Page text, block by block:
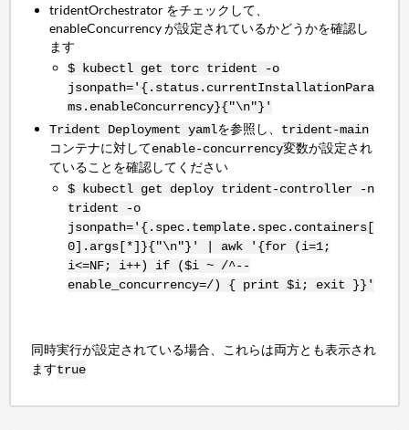
tridentOrchestrator をチェックして、
enableConcurrency が設定されているかどうかを確認し
ます
$ kubectl get torc trident -o
jsonpath='{.status.currentInstallationPara
ms.enableConcurrency}{"\n"}'
Trident Deployment yamlを参照し、 trident-main
コンテナに対してenable-concurrency変数が設定され
ていることを確認してください
$ kubectl get deploy trident-controller -n
trident -o
jsonpath='{.spec.template.spec.containers[
0].args[*]}{"\n"}' | awk '{for (i=1;
i<=NF; i++) if ($i ~ /^--
enable_concurrency=/) { print $i; exit }}'
同時実行が設定されている場合、これらは両方とも表示され
ますtrue